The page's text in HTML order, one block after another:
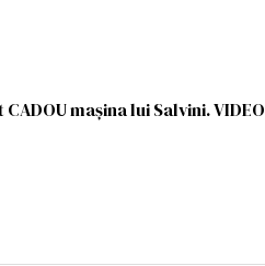
mașina lui Salvini. VIDEO